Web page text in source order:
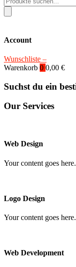
search
Account
Wunschliste –
Warenkorb 0 0,00 €
Suchst du ein
Our Services
Web Design
Your content goes
Logo Design
Your content goes
Web Development